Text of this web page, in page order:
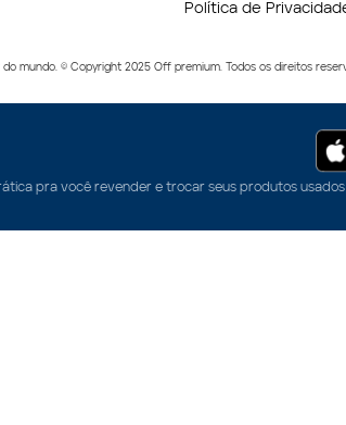
Política de
mundo. © Copyright 2025 Off premium. Todos os direitos
pra você revender e trocar seus produtos